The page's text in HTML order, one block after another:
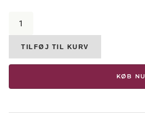
Boglietti,
Barolo
Brunate,
DOCG,
2013,
antal
TILFØJ TIL KURV
KØB NU